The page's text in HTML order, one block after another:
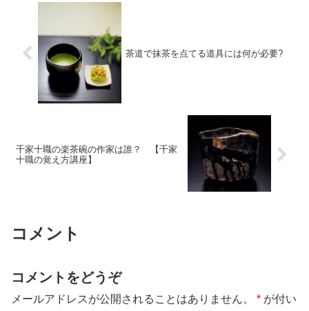
茶道で抹茶を点てる道具には何が必要?
千家十職の楽茶碗の作家は誰？ 【千家
十職の覚え方講座】
コメント
コメントをどうぞ
メールアドレスが公開されることはありません。 * が付い